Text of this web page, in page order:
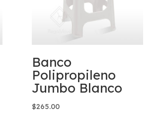
Banco
Polipropileno
Jumbo Blanco
$265.00